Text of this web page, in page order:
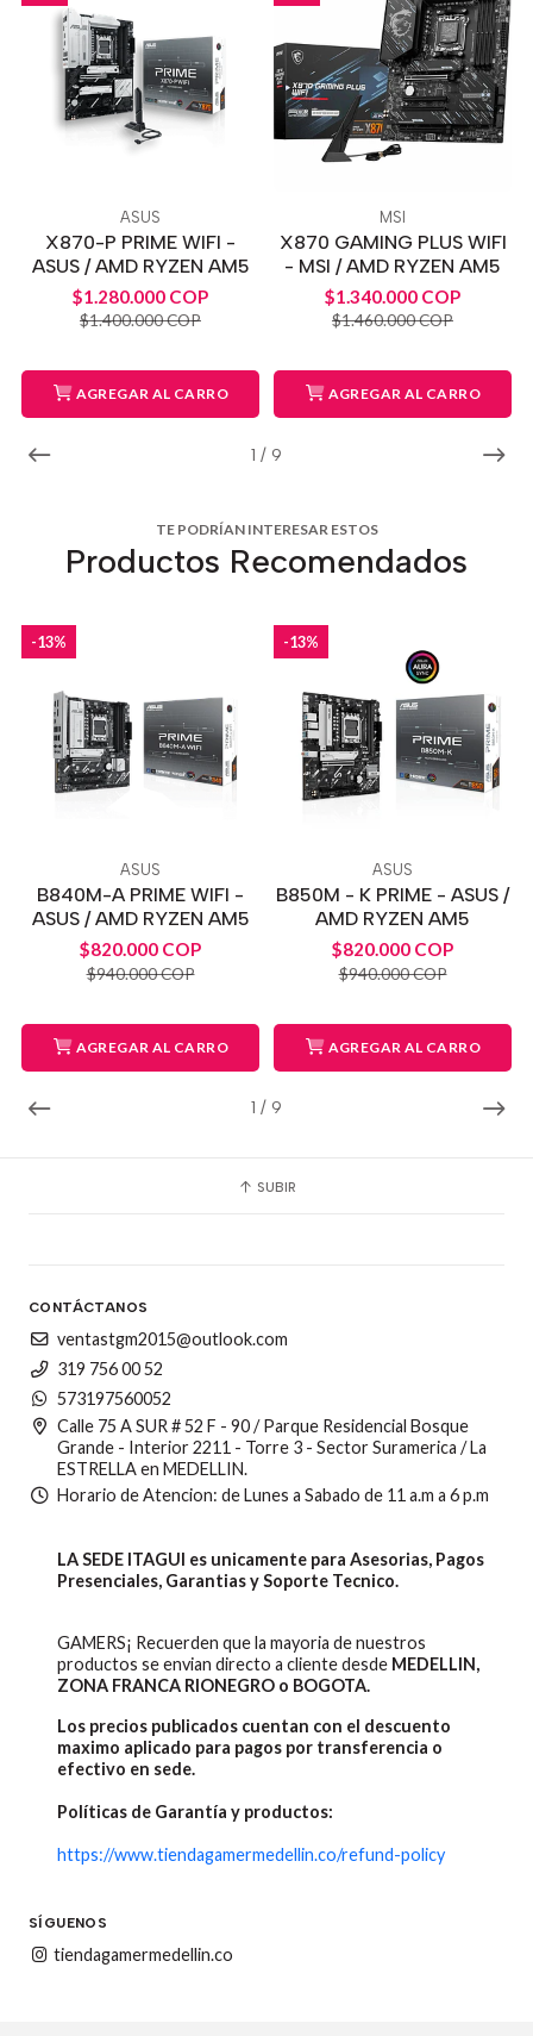
1 / 9
ASUS
X870-P PRIME WIFI -
ASUS / AMD RYZEN AM5
$1.280.000 COP
$1.400.000 COP
AGREGAR AL CARRO
MSI
X870 GAMING PLUS WIFI
- MSI / AMD RYZEN AM5
$1.340.000 COP
$1.460.000 COP
AGREGAR AL CARRO
TE PODRÍAN INTERESAR ESTOS
Productos Recomendados
1 / 9
-13%
ASUS
B840M-A PRIME WIFI -
ASUS / AMD RYZEN AM5
$820.000 COP
$940.000 COP
AGREGAR AL CARRO
-13%
ASUS
B850M - K PRIME - ASUS /
AMD RYZEN AM5
$820.000 COP
$940.000 COP
AGREGAR AL CARRO
SUBIR
CONTÁCTANOS
ventastgm2015@outlook.com
319 756 00 52
573197560052
Calle 75 A SUR # 52 F - 90 / Parque Residencial Bosque
Grande - Interior 2211 - Torre 3 - Sector Suramerica / La
ESTRELLA en MEDELLIN.
Horario de Atencion: de Lunes a Sabado de 11 a.m a 6 p.m
LA SEDE ITAGUI es unicamente para Asesorias, Pagos
Presenciales, Garantias y Soporte Tecnico.
GAMERS¡ Recuerden que la mayoria de nuestros
productos se envian directo a cliente desde MEDELLIN,
ZONA FRANCA RIONEGRO o BOGOTA.
Los precios publicados cuentan con el descuento
maximo aplicado para pagos por transferencia o
efectivo en sede.
Políticas de Garantía y productos:
https://www.tiendagamermedellin.co/refund-policy
SÍGUENOS
tiendagamermedellin.co